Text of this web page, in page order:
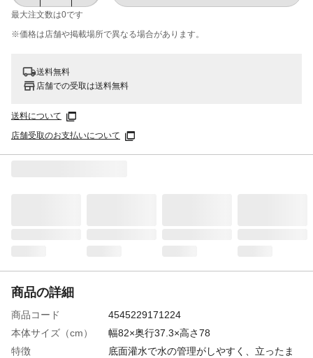
最大注文数は0です
※価格は​店舗や​掲載場所で​異なる​場合が​あります。
送料無料
店舗での受取は送料無料
送料について
店舗受取のお支払いについて
商品の詳細
商品コード
4545229171224
本体サイズ（cm）
幅82×奥行37.3×高さ78
特徴
底面灌水で水の管理がしやすく、立ったま